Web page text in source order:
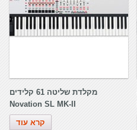
מקלדת שליטה 61 קלידים
Novation SL MK-II
קרא עוד